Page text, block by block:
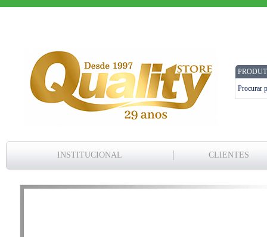
INSTITUCIONAL CLIENTES